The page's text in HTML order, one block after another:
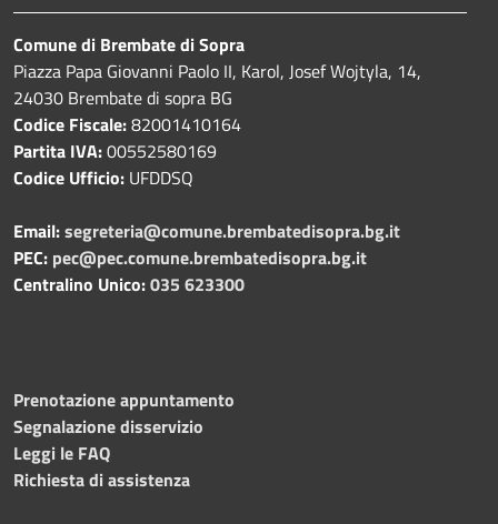
Comune di Brembate di Sopra
Piazza Papa Giovanni Paolo II, Karol, Josef Wojtyla, 14,
24030 Brembate di sopra BG
Codice Fiscale:82001410164
Partita IVA:00552580169
Codice Ufficio: UFDDSQ
Email:segreteria@comune.brembatedisopra.bg.it
PEC: pec@pec.comune.brembatedisopra.bg.it
Centralino Unico:035 623300
Prenotazione appuntamento
Segnalazione disservizio
Leggi le FAQ
Richiesta di assistenza